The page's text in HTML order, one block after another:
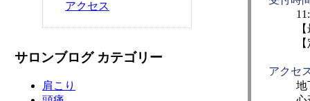
アクセ
地
アクセス
サロンブログ カテゴリー
肩こり